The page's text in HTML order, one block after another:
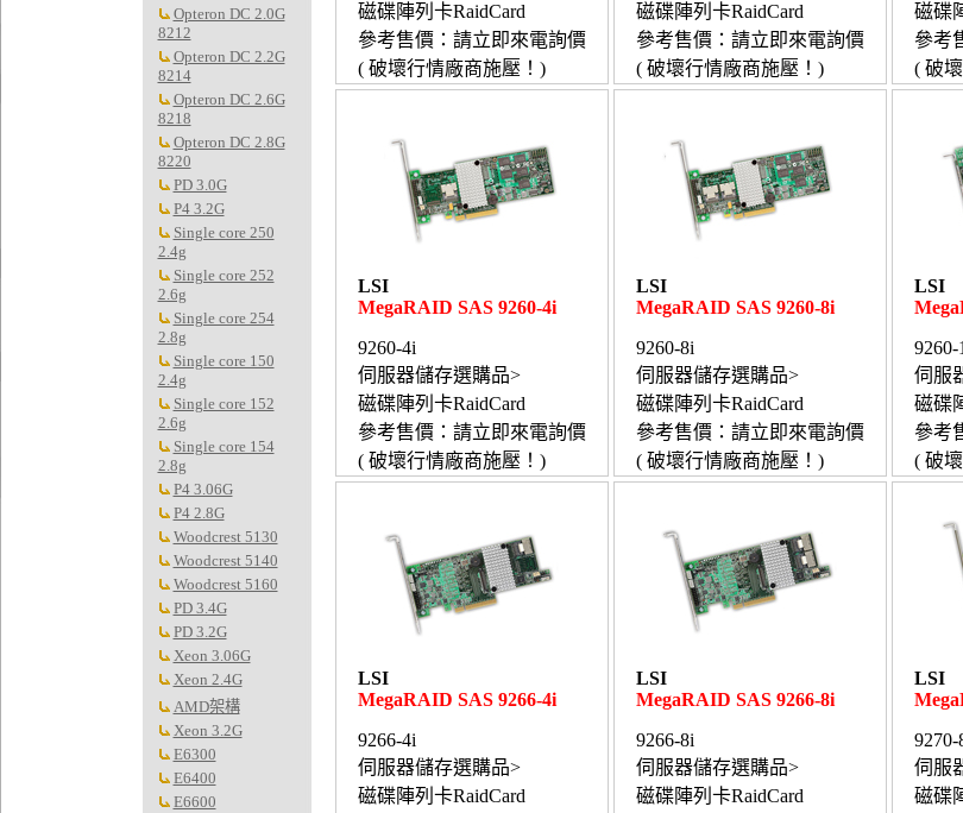
Opteron DC 2.0G
8212
Opteron DC 2.2G
8214
Opteron DC 2.6G
8218
Opteron DC 2.8G
8220
PD 3.0G
P4 3.2G
Single core 250
2.4g
Single core 252
2.6g
Single core 254
2.8g
Single core 150
2.4g
Single core 152
2.6g
Single core 154
2.8g
P4 3.06G
P4 2.8G
Woodcrest 5130
Woodcrest 5140
Woodcrest 5160
PD 3.4G
PD 3.2G
Xeon 3.06G
Xeon 2.4G
AMD架構
Xeon 3.2G
E6300
E6400
E6600
磁碟陣列卡RaidCard
參考售價：請立即來電詢價
( 破壞行情廠商施壓！)
磁碟陣列卡RaidCard
參考售價：請立即來電詢價
( 破壞行情廠商施壓！)
磁碟
參考
( 破
LSI
MegaRAID SAS 9260-4i
9260-4i
伺服器儲存選購品>
磁碟陣列卡RaidCard
參考售價：請立即來電詢價
( 破壞行情廠商施壓！)
LSI
MegaRAID SAS 9260-8i
9260-8i
伺服器儲存選購品>
磁碟陣列卡RaidCard
參考售價：請立即來電詢價
( 破壞行情廠商施壓！)
LSI
9260-
伺服
磁碟
參考
( 破
LSI
MegaRAID SAS 9266-4i
9266-4i
伺服器儲存選購品>
磁碟陣列卡RaidCard
LSI
MegaRAID SAS 9266-8i
9266-8i
伺服器儲存選購品>
磁碟陣列卡RaidCard
LSI
9270-
伺服
磁碟